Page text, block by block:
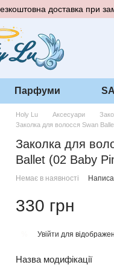
доставка при
Парфуми
Holy Lu Аксесуари
Заколка для волосся Swan
Заколка для
Ballet (02 Baby
Немає в наявності
330 грн
Увійти для
Назва модифікації